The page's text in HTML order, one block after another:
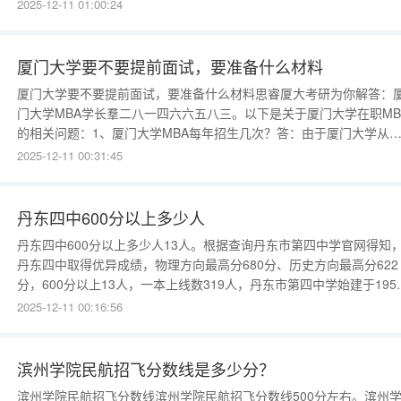
下：
2025-12-11 01:00:24
厦门大学要不要提前面试，要准备什么材料
厦门大学要不要提前面试，要准备什么材料思睿厦大考研为你解答：
门大学MBA学长羣二八一四六六五八三。以下是关于厦门大学在职
的相关问题：1、厦门大学MBA每年招生几次？答：由于厦门大学从
2010年起,不再招收在职攻读MBA学位研究生（即春季班）,因此现在厦
2025-12-11 00:31:45
丹东四中600分以上多少人
丹东四中600分以上多少人13人。根据查询丹东市第四中学官网得知，
丹东四中取得优异成绩，物理方向最高分680分、历史方向最高分622
分，600分以上13人，一本上线数319人，丹东市第四中学始建于
年8月，是辽宁省首批重点高中之一、辽宁省示范性普通高中、辽宁省
2025-12-11 00:16:56
滨州学院民航招飞分数线是多少分？
滨州学院民航招飞分数线滨州学院民航招飞分数线500分左右。滨州